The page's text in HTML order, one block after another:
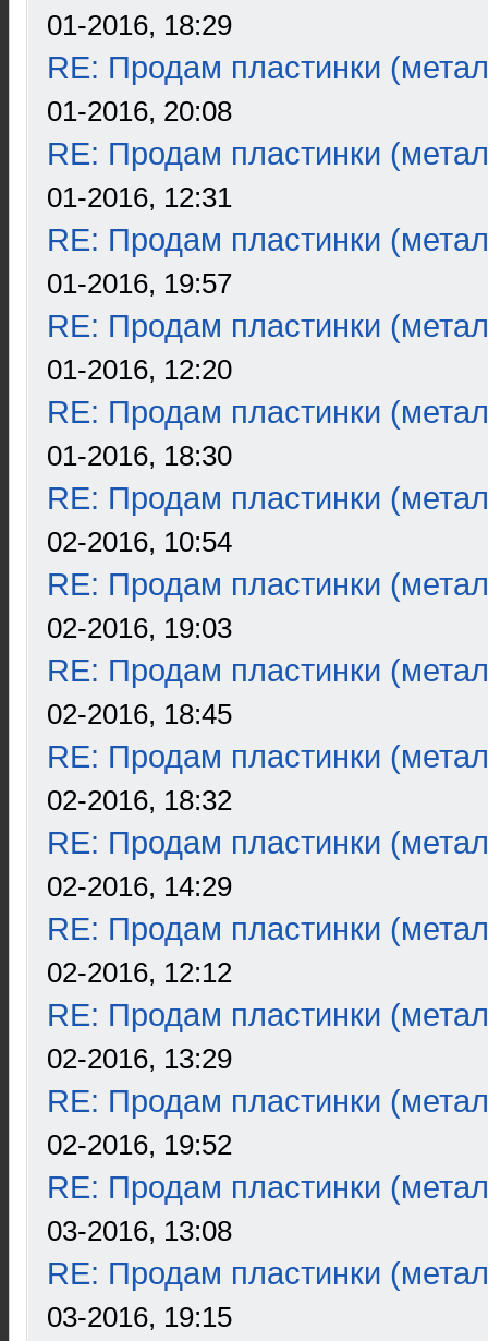
01-2016, 18:29
RE: Продам пластинки
01-2016, 20:08
RE: Продам пластинки
01-2016, 12:31
RE: Продам пластинки
01-2016, 19:57
RE: Продам пластинки
01-2016, 12:20
RE: Продам пластинки
01-2016, 18:30
RE: Продам пластинки
02-2016, 10:54
RE: Продам пластинки
02-2016, 19:03
RE: Продам пластинки
02-2016, 18:45
RE: Продам пластинки
02-2016, 18:32
RE: Продам пластинки
02-2016, 14:29
RE: Продам пластинки
02-2016, 12:12
RE: Продам пластинки
02-2016, 13:29
RE: Продам пластинки
02-2016, 19:52
RE: Продам пластинки
03-2016, 13:08
RE: Продам пластинки
03-2016, 19:15